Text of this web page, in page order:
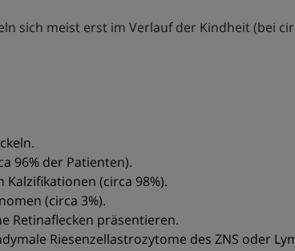
sich meist erst im Verlauf der Kindheit (bei
96% der Patienten).
(circa 98%).
(circa 3%).
Retinaflecken präsentieren.
Riesenzellastrozytome des ZNS oder